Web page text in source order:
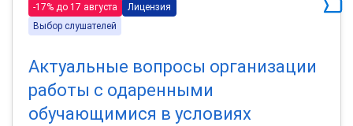
-17% до 17 августа
Лицензия
Выбор слушателей
Актуальные вопросы организации
работы с одаренными
обучающимися в условиях